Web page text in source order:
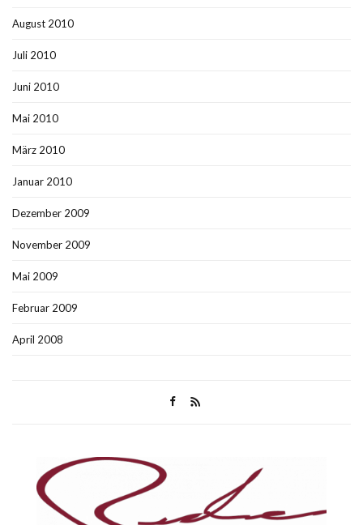
August 2010
Juli 2010
Juni 2010
Mai 2010
März 2010
Januar 2010
Dezember 2009
November 2009
Mai 2009
Februar 2009
April 2008